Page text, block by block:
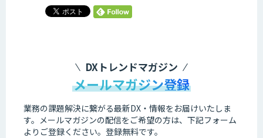
DXトレンドマガジン
メールマガジン登録
業務の課題解決に繋がる最新DX・情報をお届けいたしま
す。 メールマガジンの配信をご希望の方は、下記フォーム
よりご登録ください。登録無料です。